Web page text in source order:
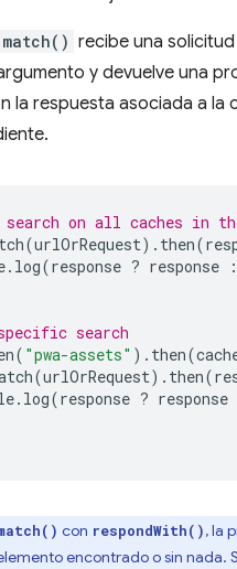
match() recibe una solicitud
y devuelve una
la respuesta asociada a la
on all caches in
(urlOrRequest). then(
. log(response ? response :
search
( "pwa-assets" ). then(
(urlOrRequest). then(
. log(response ? response
con respondWith(), la
encontrado o sin nada.